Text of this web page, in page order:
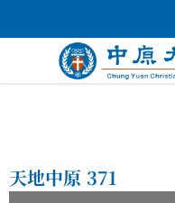
天地中原 371